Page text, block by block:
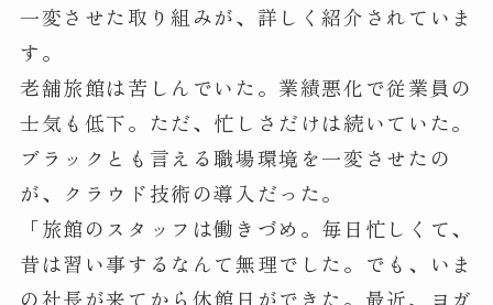
一変させた取り組みが、詳しく紹介されていま
す。
老舗旅館は苦しんでいた。業績悪化で従業員の
士気も低下。ただ、忙しさだけは続いていた。
ブラックとも言える職場環境を一変させたの
が、クラウド技術の導入だった。
「旅館のスタッフは働きづめ。毎日忙しくて、
昔は習い事するなんて無理でした。でも、いま
の社長が来てから休館日ができた。最近、ヨガ